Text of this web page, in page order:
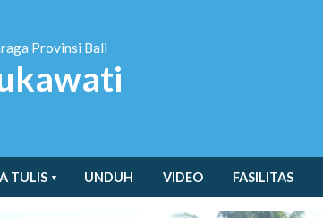
Provinsi Bali
TULIS UNDUH VIDEO FASILITAS